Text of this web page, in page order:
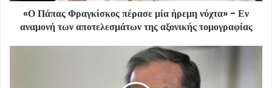
«Ο Πάπας Φραγκίσκος πέρασε μία ήρεμη νύχτα» - Εν
αναμονή των αποτελεσμάτων της αξονικής τομογραφίας